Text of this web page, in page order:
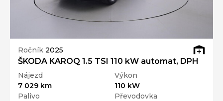
Ročník 2025
ŠKODA KAROQ 1.5 TSI 110 kW automat, DPH
Nájezd
7 029 km
Výkon
110 kW
Palivo
Převodovka